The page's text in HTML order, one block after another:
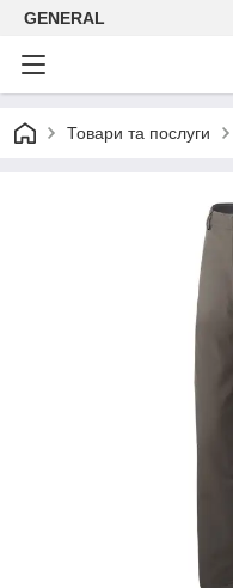
GENERAL
Товари та послуги